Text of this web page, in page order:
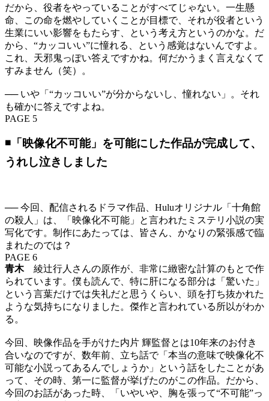
だから、役者をやっていることがすべてじゃない。一生懸
命、この命を燃やしていくことが目標で、それが役者という
生業にいい影響をもたらす、という考え方というのかな。だ
から、“カッコいい”に憧れる、という感覚はないんですよ。
これ、天邪鬼っぽい答えですかね。何だかうまく言えなくて
すみません（笑）。
── いや「“カッコいい”が分からないし、憧れない」。それ
も確かに答えですよね。
PAGE 5
◾️「映像化不可能」を可能にした作品が完成して、
うれし泣きしました
── 今回、配信されるドラマ作品、Huluオリジナル「十角館
の殺人」は、「映像化不可能」と言われたミステリ小説の実
写化です。制作にあたっては、皆さん、かなりの緊張感で臨
まれたのでは？
PAGE 6
青木綾辻行人さんの原作が、非常に緻密な計算のもとで作
られています。僕も読んで、特に肝になる部分は「驚いた」
という言葉だけでは失礼だと思うくらい、頭を打ち抜かれた
ような気持ちになりました。傑作と言われている所以がわか
る。
今回、映像作品を手がけた内片 輝監督とは10年来のお付き
合いなのですが、数年前、立ち話で「本当の意味で映像化不
可能な小説ってあるんでしょうか」という話をしたことがあ
って、その時、第一に監督が挙げたのがこの作品。だから、
今回のお話があった時、「いやいや、胸を張って“不可能”っ